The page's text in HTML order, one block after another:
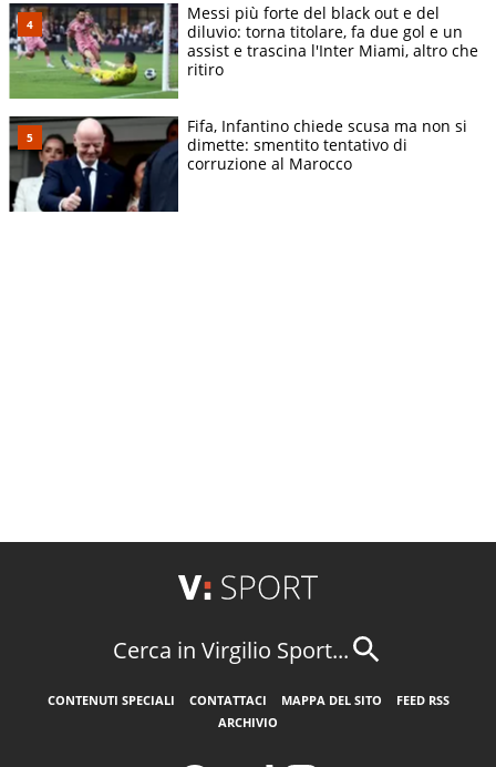
Messi più forte del black out e del
diluvio: torna titolare, fa due gol e un
assist e trascina l'Inter Miami, altro che
ritiro
Fifa, Infantino chiede scusa ma non si
dimette: smentito tentativo di
corruzione al Marocco
Cerca in Virgilio Sport...
CONTENUTI SPECIALI CONTATTACI MAPPA DEL SITO
FEED RSS
ARCHIVIO